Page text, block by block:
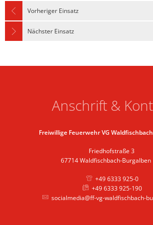
Vorheriger Einsatz
Nächster Einsatz
Anschrift &
Freiwillige Feuerwehr VG
Friedhofstraße 3
67714 Waldfischbach-Burgalben
+49 6333 925-0
+49 6333 925-190
socialmedia@ff-vg-waldfischbach-